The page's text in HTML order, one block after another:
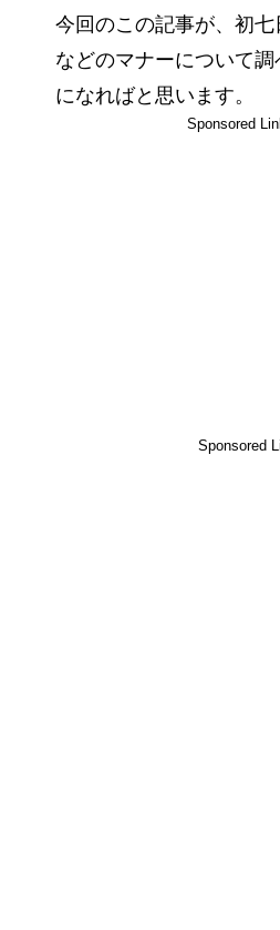
今回のこの記事が、初
などのマナーについて
になればと思います。
Sponsored
Sponsored